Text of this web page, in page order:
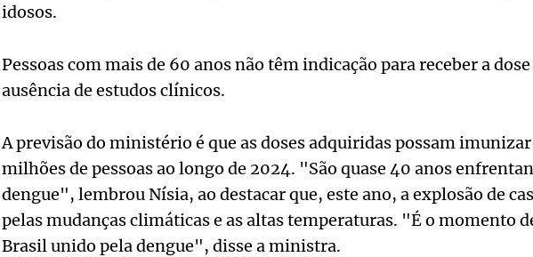
idosos.
Pessoas com mais de 60 anos não têm indicação para receber a
ausência de estudos clínicos.
A previsão do ministério é que as doses adquiridas possam imunizar
milhões de pessoas ao longo de 2024. "São quase 40 anos
dengue", lembrou Nísia, ao destacar que, este ano, a explosão de
pelas mudanças climáticas e as altas temperaturas. "É o momento
Brasil unido pela dengue", disse a ministra.